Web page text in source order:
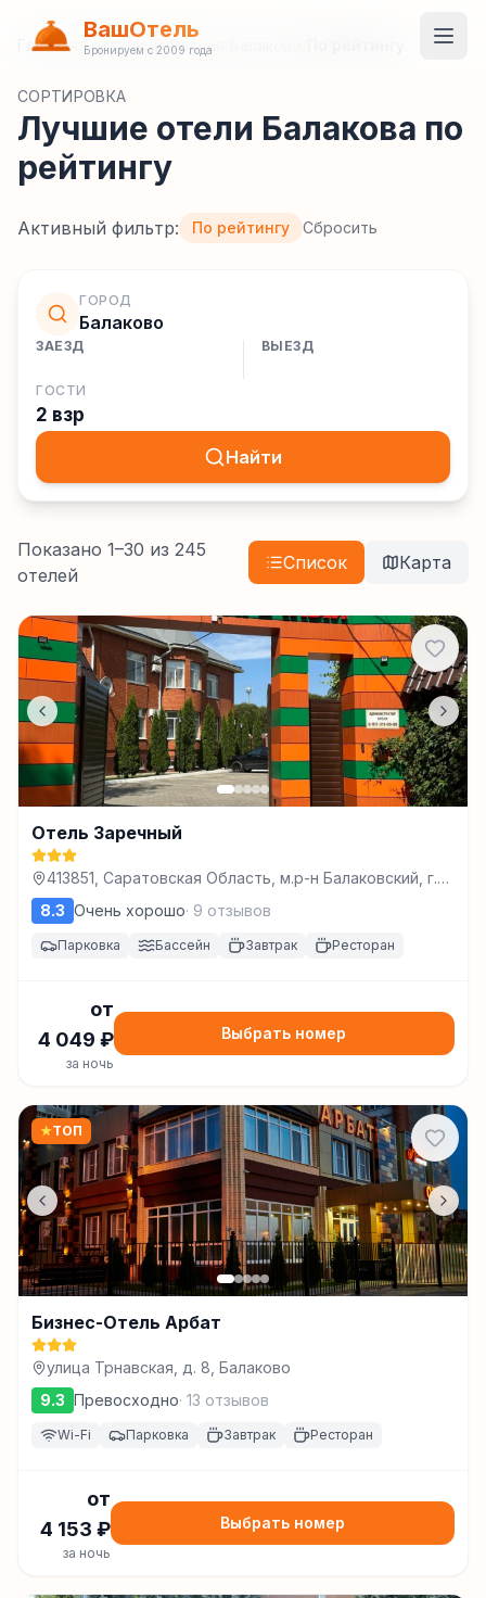
ВашОтель
Бронируем с 2009 года
Главная Гостиницы/Россия
СОРТИРОВКА
Лучшие отели Балакова по
рейтингу
Активный фильтр: По рейтингу Сбросить
ГОРОД
Балаково
ЗАЕЗД ВЫЕЗД
ГОСТИ
2 взр
Найти
Показано 1–30 из 245
отелей
Список Карта
Отель Заречный
413851, Саратовская Область, м.р-н Балаковский, г.п.
город Балаково, г Балаково, ул Заречная, з/у 1/9,
Балаково
8.3 Очень хорошо· 9 отзывов
Парковка Бассейн Завтрак Ресторан
от
4 049 ₽
за ночь
Выбрать номер
★ТОП
Бизнес-Отель Арбат
улица Трнавская, д. 8, Балаково
9.3 Превосходно· 13 отзывов
Wi-Fi Парковка Завтрак Ресторан
от
4 153 ₽
за ночь
Выбрать номер